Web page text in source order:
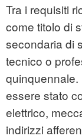
Tra i requisiti
come titolo di
secondaria di
tecnico o
quinquennale.
essere stato
elettrico,
indirizzi